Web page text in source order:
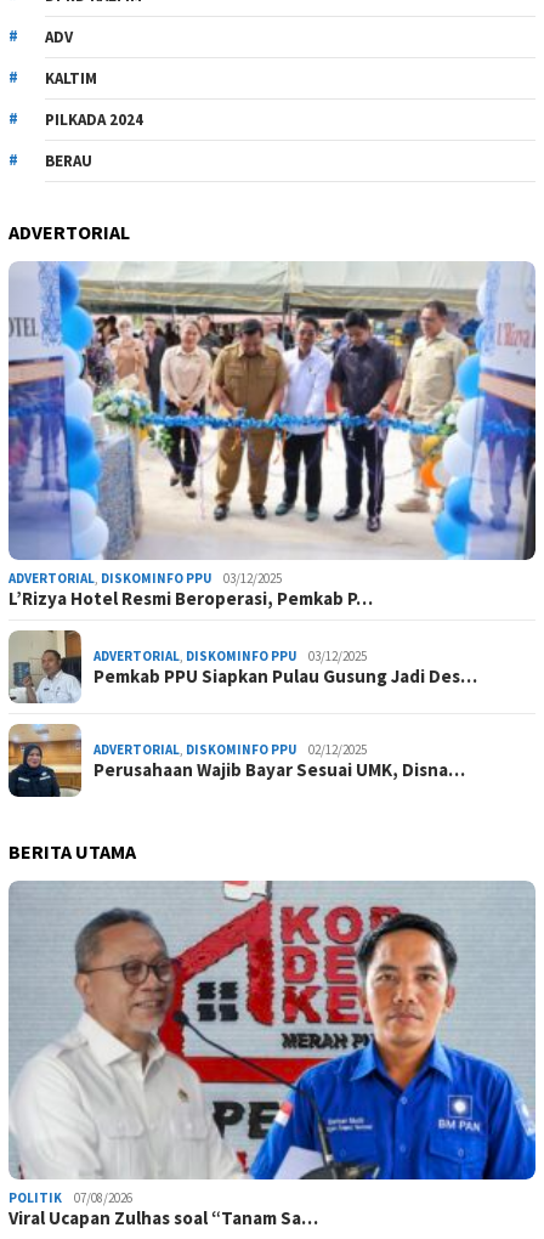
ADV
KALTIM
PILKADA 2024
BERAU
ADVERTORIAL
ADVERTORIAL, DISKOMINFO PPU 03/12/2025
L’Rizya Hotel Resmi Beroperasi, Pemkab P…
ADVERTORIAL, DISKOMINFO PPU 03/12/2025
Pemkab PPU Siapkan Pulau Gusung Jadi Des…
ADVERTORIAL, DISKOMINFO PPU 02/12/2025
Perusahaan Wajib Bayar Sesuai UMK, Disna…
BERITA UTAMA
POLITIK 07/08/2026
Viral Ucapan Zulhas soal “Tanam Sa…